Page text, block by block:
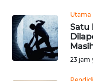
Utama
Satu
23 jam
News
Regional
WN
SUMUT